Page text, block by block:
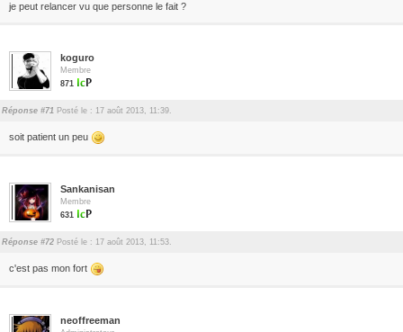
je peut relancer vu que personne le fait ?
koguro
Membre
871
Réponse #71 Posté le : 17 août 2013, 11:39.
soit patient un peu
Sankanisan
Membre
631
Réponse #72 Posté le : 17 août 2013, 11:53.
c'est pas mon fort
neoffreeman